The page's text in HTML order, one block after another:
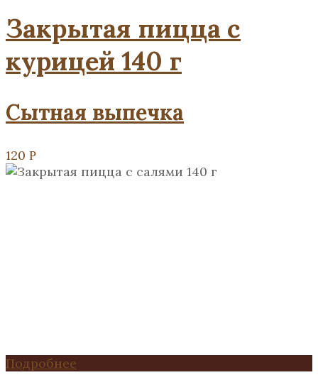
Закрытая пицца с
курицей 140 г
Сытная выпечка
120 Р
Подробнее